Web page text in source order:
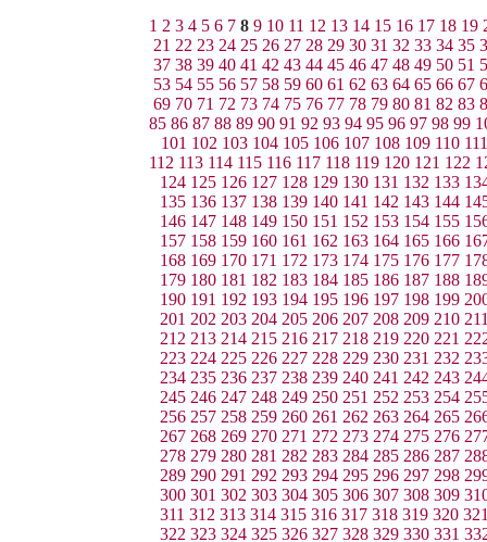
1 2 3 4 5 6 7 8 9 10 11 12 13 14 15 16 17 18 19
21 22 23 24 25 26 27 28 29 30 31 32 33 34 35
37 38 39 40 41 42 43 44 45 46 47 48 49 50 51
53 54 55 56 57 58 59 60 61 62 63 64 65 66 67
69 70 71 72 73 74 75 76 77 78 79 80 81 82 83
85 86 87 88 89 90 91 92 93 94 95 96 97 98 99
101 102 103 104 105 106 107 108 109 110 111
112 113 114 115 116 117 118 119 120 121 122
124 125 126 127 128 129 130 131 132 133
135 136 137 138 139 140 141 142 143 144
146 147 148 149 150 151 152 153 154 155
157 158 159 160 161 162 163 164 165 166
168 169 170 171 172 173 174 175 176 177
179 180 181 182 183 184 185 186 187 188
190 191 192 193 194 195 196 197 198 199
201 202 203 204 205 206 207 208 209 210
212 213 214 215 216 217 218 219 220 221
223 224 225 226 227 228 229 230 231 232
234 235 236 237 238 239 240 241 242 243
245 246 247 248 249 250 251 252 253 254
256 257 258 259 260 261 262 263 264 265
267 268 269 270 271 272 273 274 275 276
278 279 280 281 282 283 284 285 286 287
289 290 291 292 293 294 295 296 297 298
300 301 302 303 304 305 306 307 308 309
311 312 313 314 315 316 317 318 319 320
322 323 324 325 326 327 328 329 330 331